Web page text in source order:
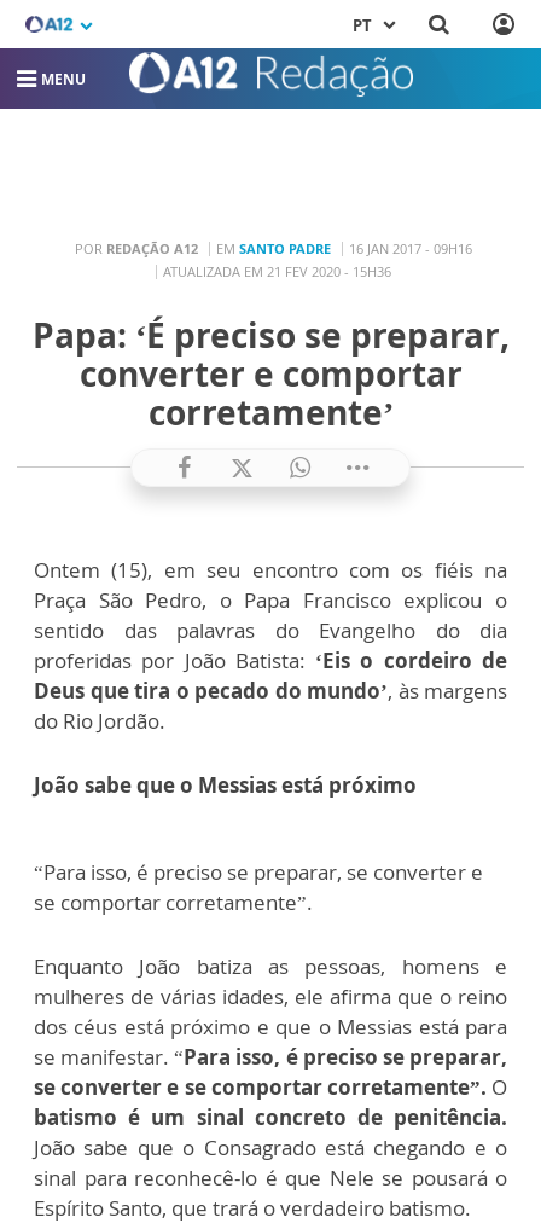
PT
MENU
POR REDAÇÃO A12 EM SANTO PADRE
16 JAN 2017 - 09H16
ATUALIZADA EM 21 FEV 2020 - 15H36
Papa: ‘É preciso se preparar,
converter e comportar
corretamente’
Ontem (15), em seu encontro com os fiéis na
Praça São Pedro, o Papa Francisco explicou o
sentido das palavras do Evangelho do dia
proferidas por João Batista: ‘Eis o cordeiro de
Deus que tira o pecado do mundo’, às margens
do Rio Jordão.
João sabe que o Messias está próximo
“Para isso, é preciso se preparar, se converter e
se comportar corretamente”.
Enquanto João batiza as pessoas, homens e
mulheres de várias idades, ele afirma que o reino
dos céus está próximo e que o Messias está para
se manifestar. “Para isso, é preciso se preparar,
se converter e se comportar corretamente”. O
batismo é um sinal concreto de penitência.
João sabe que o Consagrado está chegando e o
sinal para reconhecê-lo é que Nele se pousará o
Espírito Santo, que trará o verdadeiro batismo.